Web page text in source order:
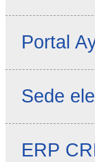
Portal
Sede
ERP